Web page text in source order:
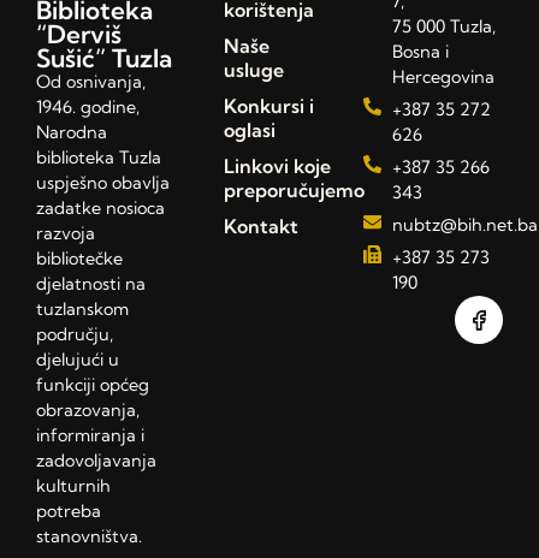
Biblioteka
“Derviš
Sušić” Tuzla
Od osnivanja,
1946. godine,
Narodna
biblioteka Tuzla
uspješno obavlja
zadatke nosioca
razvoja
bibliotečke
djelatnosti na
tuzlanskom
području,
djelujući u
funkciji općeg
obrazovanja,
informiranja i
zadovoljavanja
kulturnih
potreba
stanovništva.
korištenja
Naše
usluge
Konkursi i
oglasi
Linkovi koje
preporučujemo
Kontakt
75 000 Tuzla,
Bosna i
Hercegovina
+387 35 272
626
+387 35 266
343
nubtz@bih.net.ba
+387 35 273
190